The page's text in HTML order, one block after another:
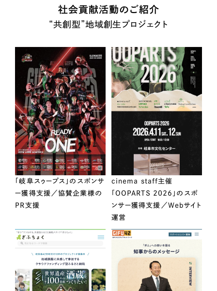
社会貢献活動のご紹介
“共創型”地域創生プロジェクト
「岐阜スゥープス」のスポンサ
ー獲得支援／協賛企業様の
PR支援
cinema staff主催
「OOPARTS 2026」のスポ
ンサー獲得支援／Webサイト
運営